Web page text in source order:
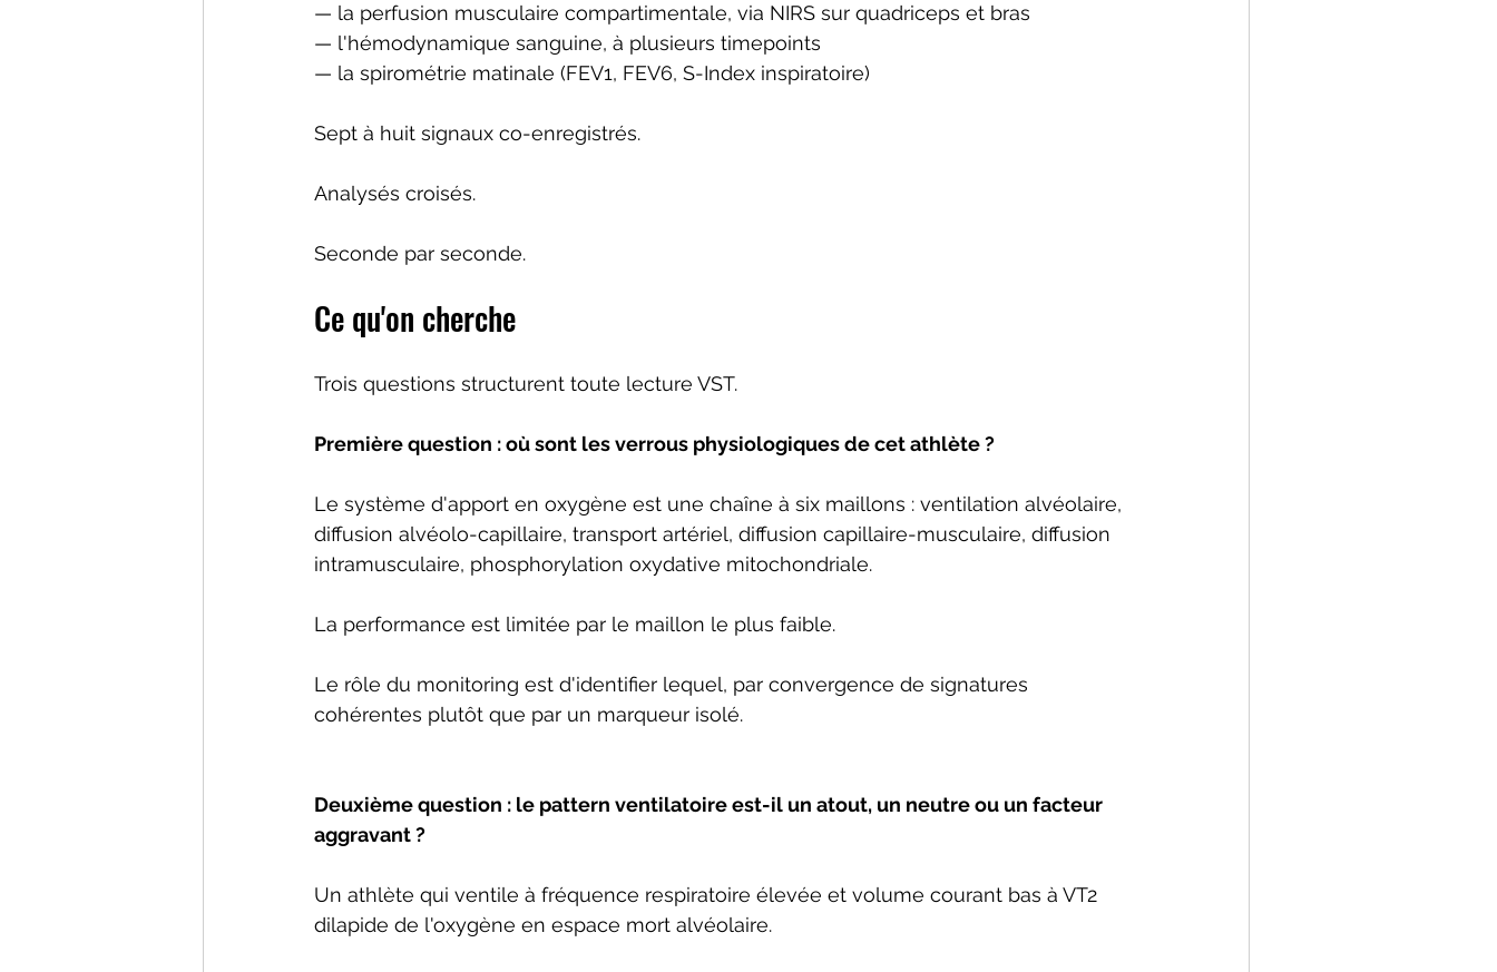
— la perfusion musculaire compartimentale, via NIRS sur quadriceps et bras
— l'hémodynamique sanguine, à plusieurs timepoints
— la spirométrie matinale (FEV1, FEV6, S-Index inspiratoire)
Sept à huit signaux co-enregistrés.
Analysés croisés.
Seconde par seconde.
Ce qu'on cherche
Trois questions structurent toute lecture VST.
Première question : où sont les verrous physiologiques de cet athlète ?
Le système d'apport en oxygène est une chaîne à six maillons : ventilation alvéolaire,
diffusion alvéolo-capillaire, transport artériel, diffusion capillaire-musculaire, diffusion
intramusculaire, phosphorylation oxydative mitochondriale.
La performance est limitée par le maillon le plus faible.
Le rôle du monitoring est d'identifier lequel, par convergence de signatures
cohérentes plutôt que par un marqueur isolé.
Deuxième question : le pattern ventilatoire est-il un atout, un neutre ou un facteur
aggravant ?
Un athlète qui ventile à fréquence respiratoire élevée et volume courant bas à VT2
dilapide de l'oxygène en espace mort alvéolaire.